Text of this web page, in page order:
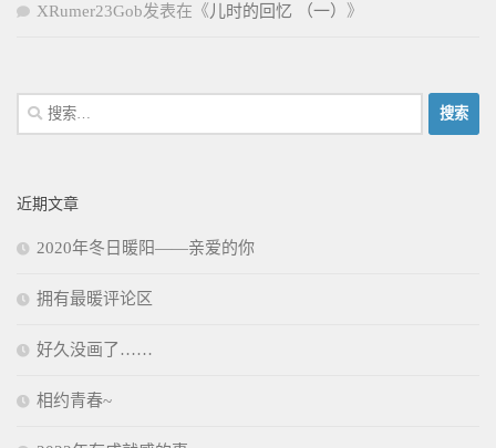
XRumer23Gob发表在《 儿时的回忆 （一） 》
搜
索：
近期文章
2020年冬日暖阳——亲爱的你
拥有最暖评论区
好久没画了……
相约青春~